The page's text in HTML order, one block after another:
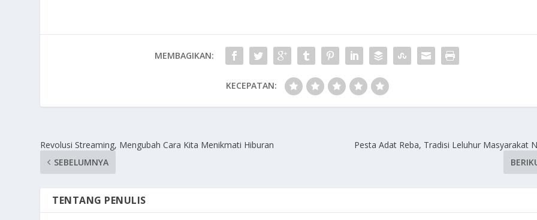
MEMBAGIKAN:
KECEPATAN:
Revolusi Streaming, Mengubah Cara Kita Menikmati Hiburan
SEBELUMNYA
Pesta Adat Reba, Tradisi Leluhur Masyarakat
TENTANG PENULIS